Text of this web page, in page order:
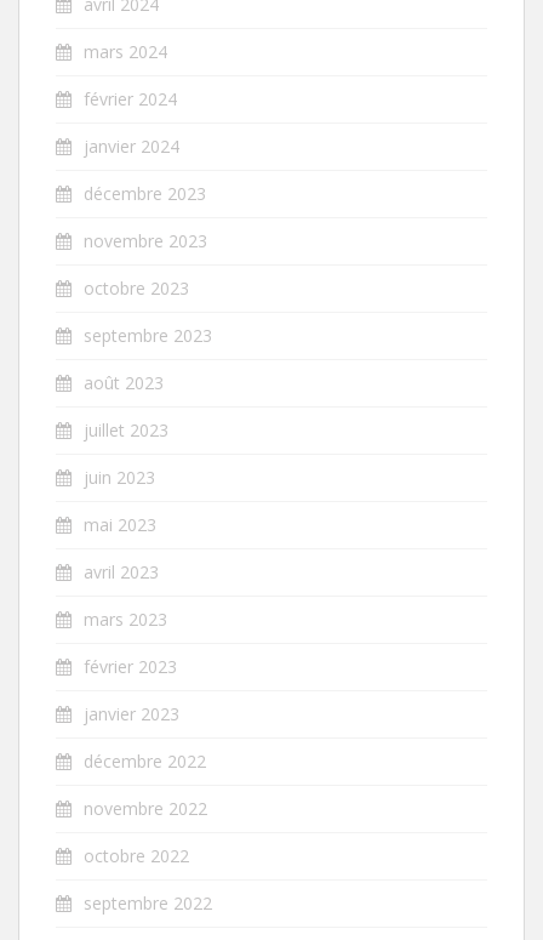
mars 2024
février 2024
janvier 2024
décembre 2023
novembre 2023
octobre 2023
septembre 2023
août 2023
juillet 2023
juin 2023
mai 2023
avril 2023
mars 2023
février 2023
janvier 2023
décembre 2022
novembre 2022
octobre 2022
septembre 2022